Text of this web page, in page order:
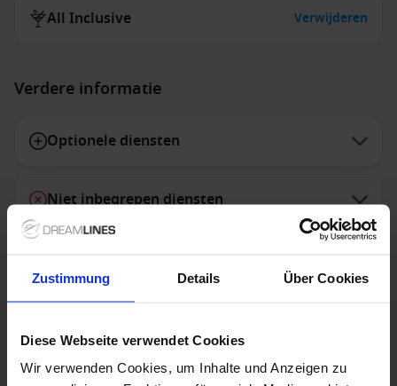
Zustimmung Details Über Cookies
Diese Webseite verwendet Cookies
Wir verwenden Cookies, um Inhalte und Anzeigen zu
All Inclusive Verwijderen
Verdere informatie
Optionele diensten
Niet inbegrepen diensten
1 / 11
VIVA ONE